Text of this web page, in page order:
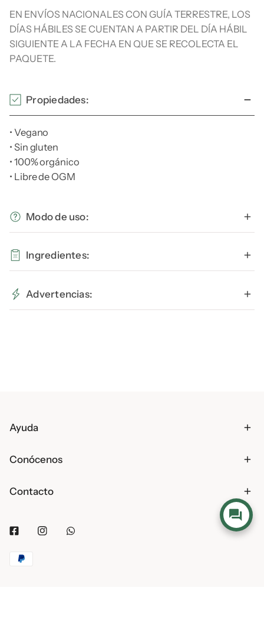
EN ENVÍOS NACIONALES CON GUÍA TERRESTRE, LOS
DÍAS HÁBILES SE CUENTAN A PARTIR DEL DÍA HÁBIL
SIGUIENTE A LA FECHA EN QUE SE RECOLECTA EL
PAQUETE.
Propiedades:
• Vegano
• Sin gluten
• 100% orgánico
• Libre de OGM
Modo de uso:
Combinar 1/2 taza de quinoa con 1 taza de agua o caldo
en una olla. Llevar a ebullición. Bajar el fujo a bajo, tapar
minutos y servir.
Ingredientes:
100% quinoa perlada orgánica.
Advertencias:
Ayuda
Conócenos
Contacto
FacebookInstagram
Métodos